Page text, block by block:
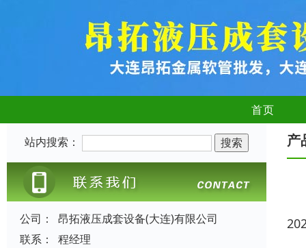
首页
站内搜索：
公司：
昂拓液压成套设备(大连)有限公司
联系：
程经理
产